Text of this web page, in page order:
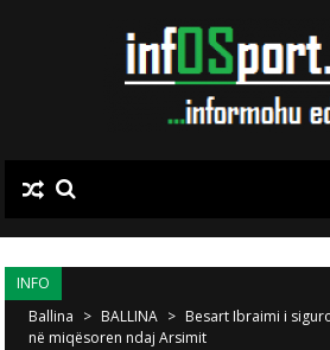
INFO
Ballina > BALLINA > Besart Ibraimi i
në miqësoren ndaj Arsimit